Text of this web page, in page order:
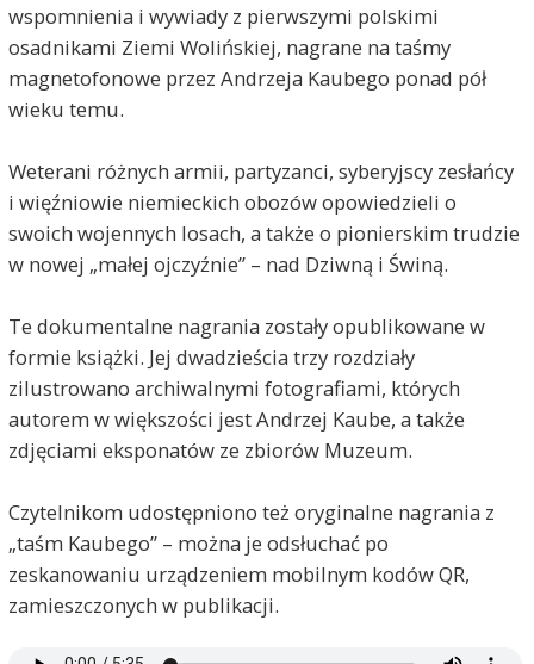
wspomnienia i wywiady z pierwszymi polskimi
osadnikami Ziemi Wolińskiej, nagrane na taśmy
magnetofonowe przez Andrzeja Kaubego ponad pół
wieku temu.
Weterani różnych armii, partyzanci, syberyjscy zesłańcy
i więźniowie niemieckich obozów opowiedzieli o
swoich wojennych losach, a także o pionierskim trudzie
w nowej „małej ojczyźnie” – nad Dziwną i Świną.
Te dokumentalne nagrania zostały opublikowane w
formie książki. Jej dwadzieścia trzy rozdziały
zilustrowano archiwalnymi fotografiami, których
autorem w większości jest Andrzej Kaube, a także
zdjęciami eksponatów ze zbiorów Muzeum.
Czytelnikom udostępniono też oryginalne nagrania z
„taśm Kaubego” – można je odsłuchać po
zeskanowaniu urządzeniem mobilnym kodów QR,
zamieszczonych w publikacji.